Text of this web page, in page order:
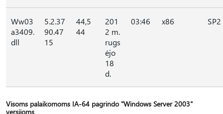
Ww03
a3409.
dll
5.2.37
90.47
15
44,5
44
201
2 m.
rugs
ėjo
18
d.
03:46 x86 SP2
Visoms palaikomoms IA-64 pagrindo "Windows Server 2003"
versijoms